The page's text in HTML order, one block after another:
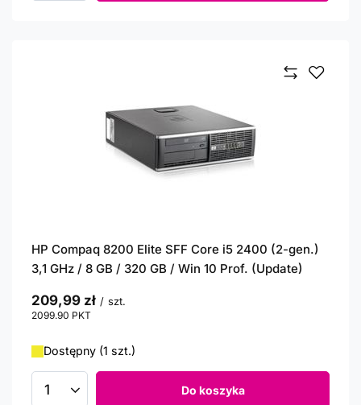
HP Compaq 8200 Elite SFF Core i5 2400 (2-gen.)
3,1 GHz / 8 GB / 320 GB / Win 10 Prof. (Update)
209,99 zł / szt.
2099.90 PKT
Dostępny (1 szt.)
Ilość produktów Do koszyka